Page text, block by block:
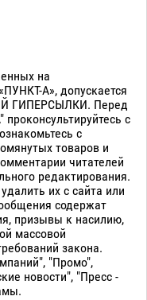
на
А», допускается
ГИПЕРСЫЛКИ. Перед
с
с
товаров и
читателей
редактирования.
их с сайта или
содержат
призывы к насилию,
массовой
закона.
"Промо",
новости", "Пресс -